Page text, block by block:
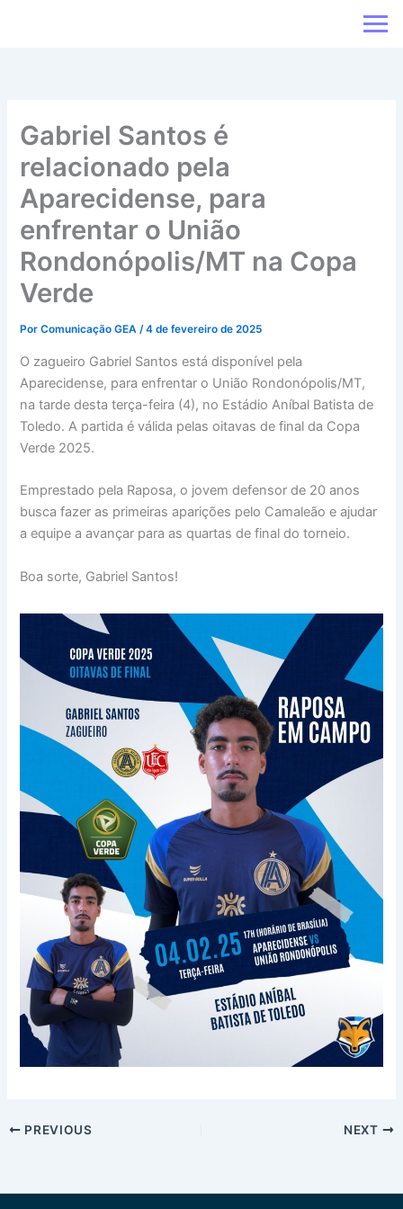
Gabriel Santos é
relacionado pela
Aparecidense, para
enfrentar o União
Rondonópolis/MT na Copa
Verde
PorComunicação GEA/4 de fevereiro de 2025
O zagueiro Gabriel Santos está disponível pela
Aparecidense, para enfrentar o União Rondonópolis/MT,
na tarde desta terça-feira (4), no Estádio Aníbal Batista de
Toledo. A partida é válida pelas oitavas de final da Copa
Verde 2025.
Emprestado pela Raposa, o jovem defensor de 20 anos
busca fazer as primeiras aparições pelo Camaleão e ajudar
a equipe a avançar para as quartas de final do torneio.
Boa sorte, Gabriel Santos!
PREVIOUS NEXT